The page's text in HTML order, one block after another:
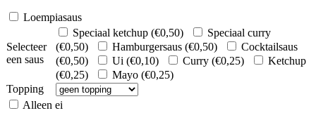
Loempiasaus
Selecteer
een saus
Speciaal ketchup (€0,50)
Speciaal curry
(€0,50) Hamburgersaus (€0,50)
Cocktailsaus
(€0,50) Ui (€0,10) Curry (€0,25)
Ketchup
(€0,25) Mayo (€0,25)
Topping
Alleen ei